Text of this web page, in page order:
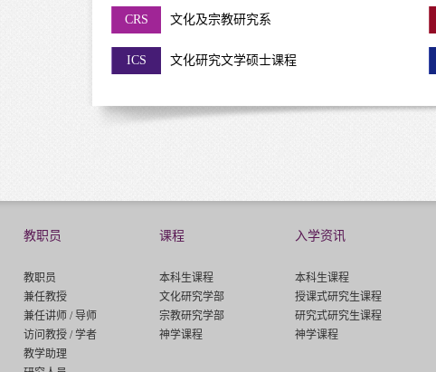
CRS 文化及宗教研究系
ICS 文化研究文学硕士课程
教职员
教职员
兼任教授
兼任讲师 / 导师
访问教授 / 学者
教学助理
课程
本科生课程
文化研究学部
宗教研究学部
神学课程
入学资讯
本科生课程
授课式研究生课程
研究式研究生课程
神学课程